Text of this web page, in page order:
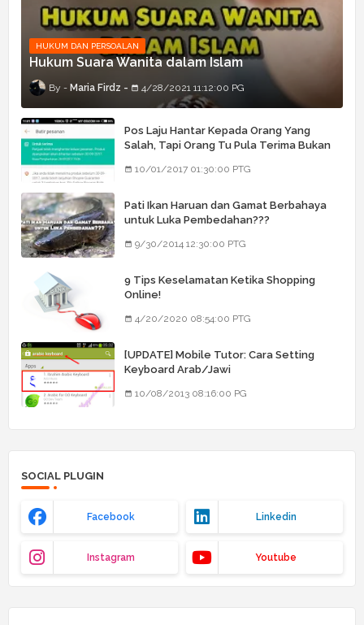
HUKUM DAN PERSOALAN
Hukum Suara Wanita dalam Islam
Maria Firdz 4/28/2021 11:12:00 PG
Pos Laju Hantar Kepada Orang Yang
Salah, Tapi Orang Tu Pula Terima Bukan
10/01/2017 01:30:00 PTG
Pati Ikan Haruan dan Gamat Berbahaya
untuk Luka Pembedahan???
9/30/2014 12:30:00 PTG
9 Tips Keselamatan Ketika Shopping
Online!
4/20/2020 08:54:00 PTG
[UPDATE] Mobile Tutor: Cara Setting
Keyboard Arab/Jawi
10/08/2013 08:16:00 PG
SOCIAL PLUGIN
Facebook Linkedin
Instagram Youtube